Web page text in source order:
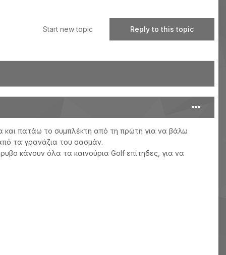
Reply to this topic
Start new topic
και πατάω το συμπλέκτη από τη πρώτη για να βάλω
τα γρανάζια του σασμάν.
κάνουν όλα τα καινούρια Golf επίτηδες, για να